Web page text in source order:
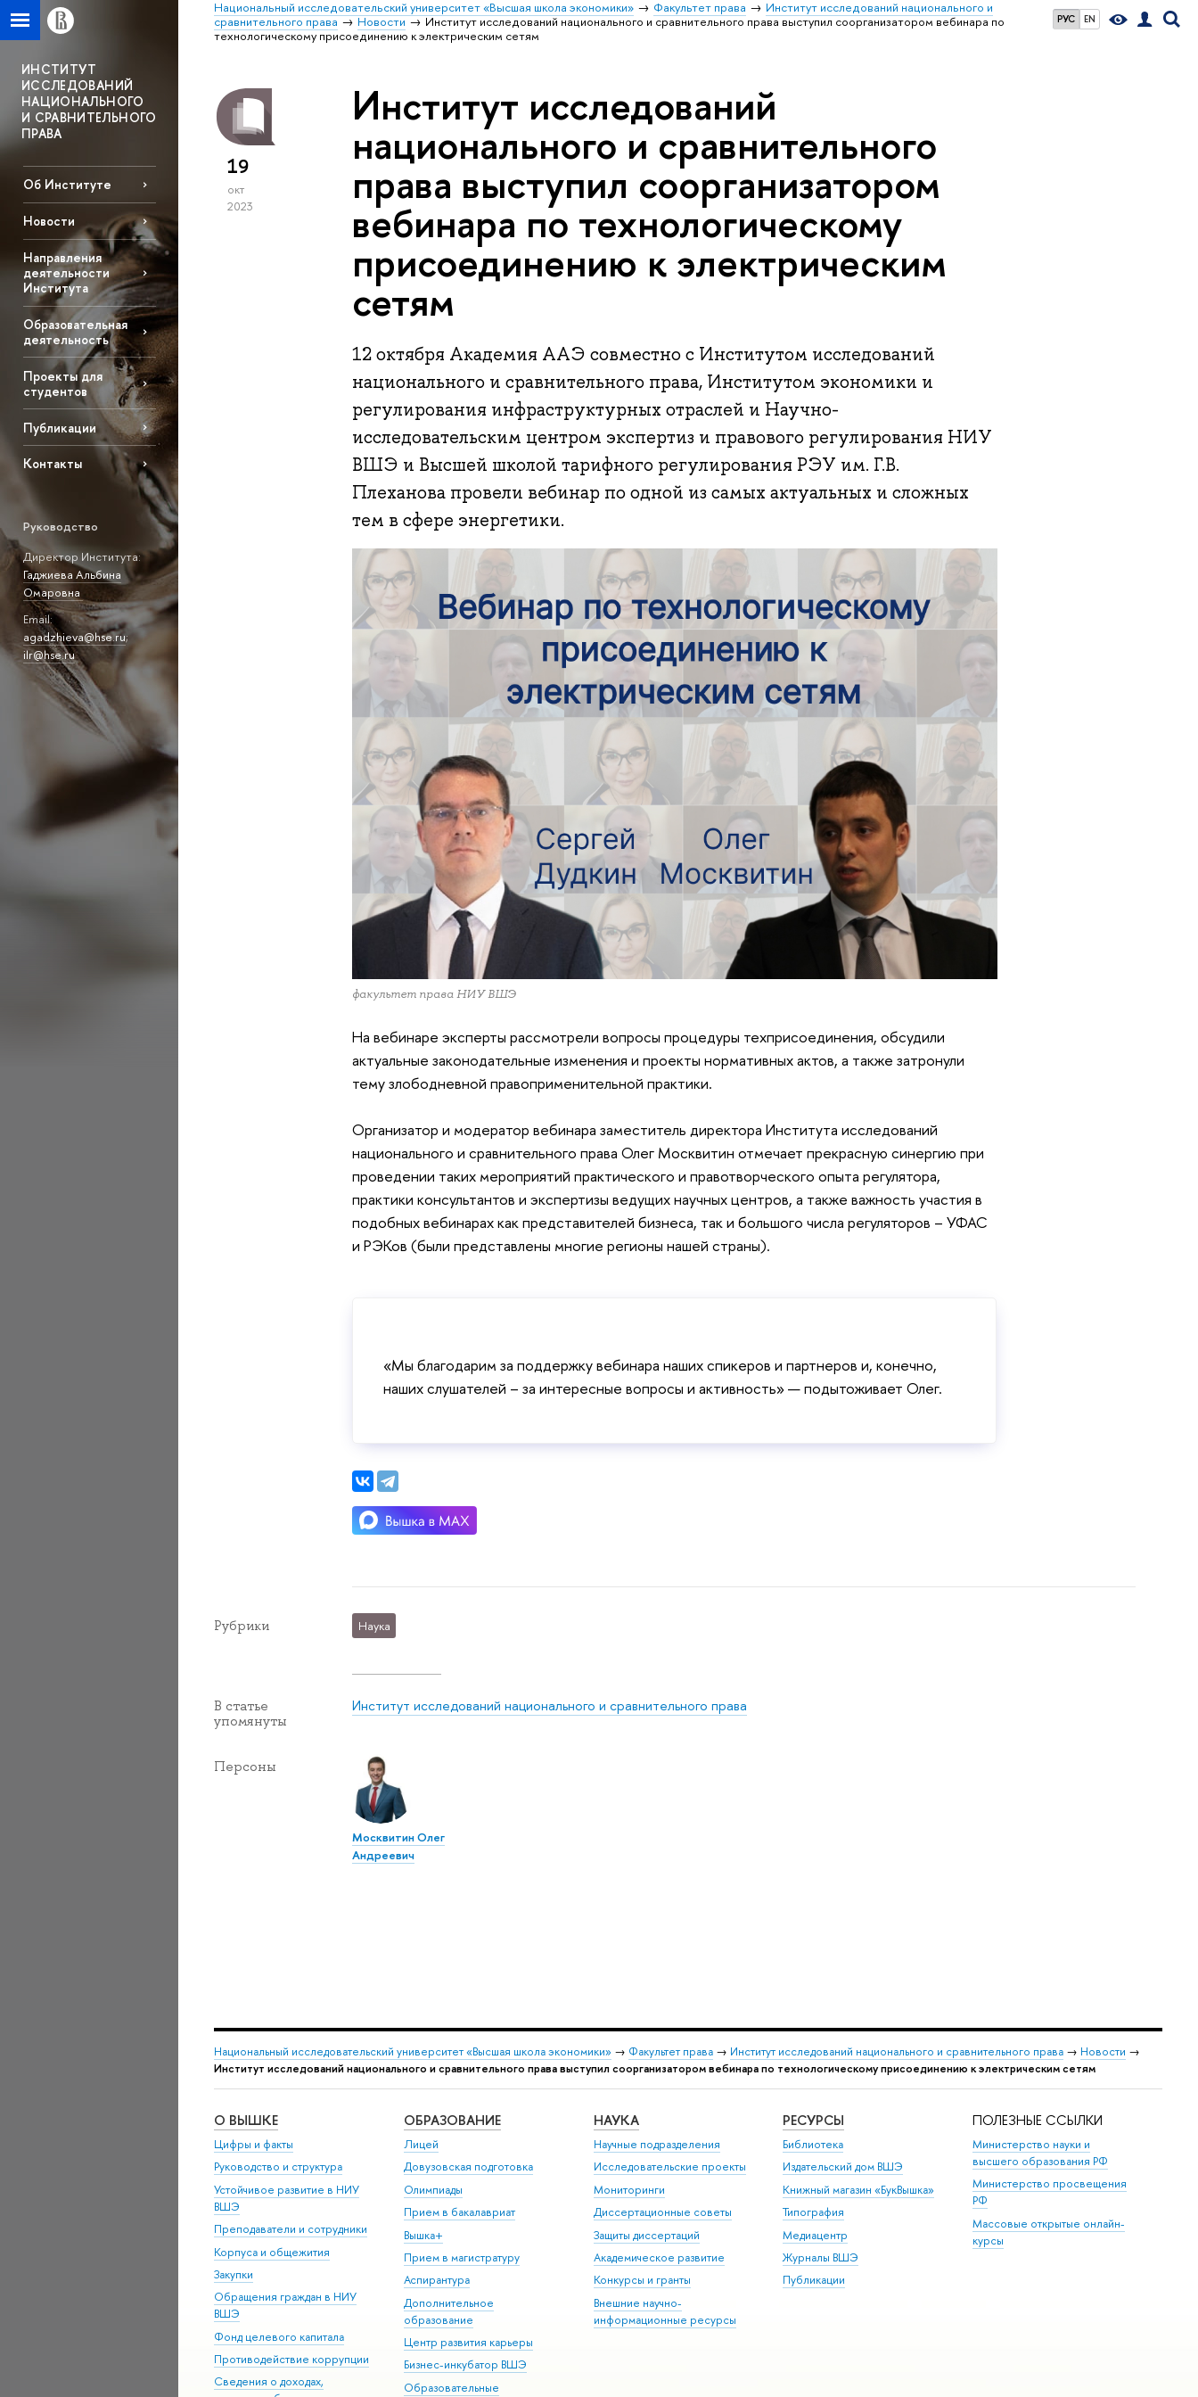
РУС EN
Национальный исследовательский университет «Высшая школа экономики» Факультет права
Институт исследований национального и
сравнительного права
Новости
Институт исследований национального и сравнительного права выступил соорганизатором вебинара по
технологическому присоединению к электрическим сетям
ИНСТИТУТ
ИССЛЕДОВАНИЙ
НАЦИОНАЛЬНОГО
И СРАВНИТЕЛЬНОГО
ПРАВА
Об Институте
Новости
Направления
деятельности
Института
Образовательная
деятельность
Проекты для
студентов
Публикации
Контакты
Руководство
Директор Института:
Гаджиева Альбина
Омаровна
Email:
agadzhieva@hse.ru;
ilr@hse.ru
19
окт
2023
Институт исследований
национального и сравнительного
права выступил соорганизатором
вебинара по технологическому
присоединению к электрическим
сетям
12 октября Академия ААЭ совместно с Институтом исследований
национального и сравнительного права, Институтом экономики и
регулирования инфраструктурных отраслей и Научно-
исследовательским центром экспертиз и правового регулирования НИУ
ВШЭ и Высшей школой тарифного регулирования РЭУ им. Г.В.
Плеханова провели вебинар по одной из самых актуальных и сложных
тем в сфере энергетики.
факультет права НИУ ВШЭ
На вебинаре эксперты рассмотрели вопросы процедуры техприсоединения, обсудили
актуальные законодательные изменения и проекты нормативных актов, а также затронули
тему злободневной правоприменительной практики.
Организатор и модератор вебинара заместитель директора Института исследований
национального и сравнительного права Олег Москвитин отмечает прекрасную синергию при
проведении таких мероприятий практического и правотворческого опыта регулятора,
практики консультантов и экспертизы ведущих научных центров, а также важность участия в
подобных вебинарах как представителей бизнеса, так и большого числа регуляторов – УФАС
и РЭКов (были представлены многие регионы нашей страны).
«Мы благодарим за поддержку вебинара наших спикеров и партнеров и, конечно,
наших слушателей – за интересные вопросы и активность» — подытоживает Олег.
Рубрики Наука
В статье
упомянуты
Институт исследований национального и сравнительного права
Персоны
Москвитин Олег
Андреевич
Национальный исследовательский университет «Высшая школа экономики» → Факультет права → Институт исследований национального и сравнительного права → Новости →
Институт исследований национального и сравнительного права выступил соорганизатором вебинара по технологическому присоединению к электрическим сетям
О ВЫШКЕ
Цифры и факты
Руководство и структура
Устойчивое развитие в НИУ
ВШЭ
Преподаватели и сотрудники
Корпуса и общежития
Закупки
Обращения граждан в НИУ
ВШЭ
Фонд целевого капитала
Противодействие коррупции
Сведения о доходах,
ОБРАЗОВАНИЕ
Лицей
Довузовская подготовка
Олимпиады
Прием в бакалавриат
Вышка+
Прием в магистратуру
Аспирантура
Дополнительное
образование
Центр развития карьеры
Бизнес-инкубатор ВШЭ
Образовательные
НАУКА
Научные подразделения
Исследовательские проекты
Мониторинги
Диссертационные советы
Защиты диссертаций
Академическое развитие
Конкурсы и гранты
Внешние научно-
информационные ресурсы
РЕСУРСЫ
Библиотека
Издательский дом ВШЭ
Книжный магазин «БукВышка»
Типография
Медиацентр
Журналы ВШЭ
Публикации
ПОЛЕЗНЫЕ ССЫЛКИ
Министерство науки и
высшего образования РФ
Министерство просвещения
РФ
Массовые открытые онлайн-
курсы